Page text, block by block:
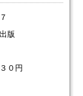
版
０円